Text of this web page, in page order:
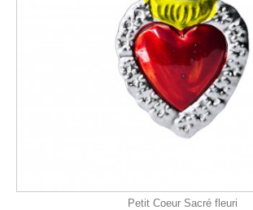
Petit Coeur Sacré fleuri